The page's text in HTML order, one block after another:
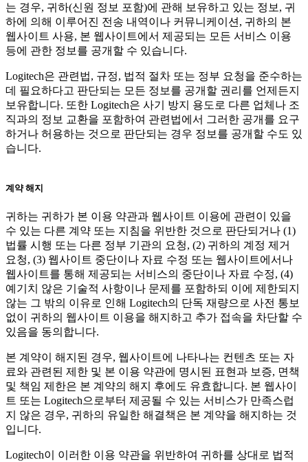
는 경우, 귀하(신원 정보 포함)에 관해 보유하고 있는 정보, 귀
하에 의해 이루어진 전송 내역이나 커뮤니케이션, 귀하의 본
웹사이트 사용, 본 웹사이트에서 제공되는 모든 서비스 이용
등에 관한 정보를 공개할 수 있습니다.
Logitech은 관련법, 규정, 법적 절차 또는 정부 요청을 준수하는
데 필요하다고 판단되는 모든 정보를 공개할 권리를 언제든지
보유합니다. 또한 Logitech은 사기 방지 용도로 다른 업체나 조
직과의 정보 교환을 포함하여 관련법에서 그러한 공개를 요구
하거나 허용하는 것으로 판단되는 경우 정보를 공개할 수도 있
습니다.
계약 해지
귀하는 귀하가 본 이용 약관과 웹사이트 이용에 관련이 있을
수 있는 다른 계약 또는 지침을 위반한 것으로 판단되거나 (1)
법률 시행 또는 다른 정부 기관의 요청, (2) 귀하의 계정 제거
요청, (3) 웹사이트 중단이나 자료 수정 또는 웹사이트에서나
웹사이트를 통해 제공되는 서비스의 중단이나 자료 수정, (4)
예기치 않은 기술적 사항이나 문제를 포함하되 이에 제한되지
않는 그 밖의 이유로 인해 Logitech의 단독 재량으로 사전 통보
없이 귀하의 웹사이트 이용을 해지하고 추가 접속을 차단할 수
있음을 동의합니다.
본 계약이 해지된 경우, 웹사이트에 나타나는 컨텐츠 또는 자
료와 관련된 제한 및 본 이용 약관에 명시된 표현과 보증, 면책
및 책임 제한은 본 계약의 해지 후에도 유효합니다. 본 웹사이
트 또는 Logitech으로부터 제공될 수 있는 서비스가 만족스럽
지 않은 경우, 귀하의 유일한 해결책은 본 계약을 해지하는 것
입니다.
Logitech이 이러한 이용 약관을 위반하여 귀하를 상대로 법적